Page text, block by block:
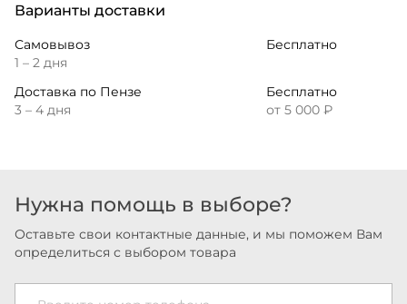
Варианты доставки
Самовывоз
1 – 2 дня
Бесплатно
Доставка по Пензе
3 – 4 дня
Бесплатно
от 5 000 ₽
Нужна помощь в выборе?
Оставьте свои контактные данные, и мы поможем Вам
определиться с выбором товара